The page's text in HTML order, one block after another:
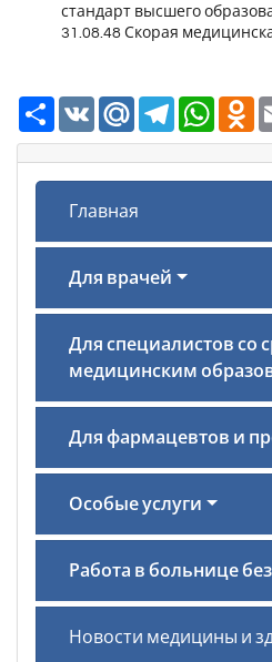
стандарт высшего
31.08.48 Скорая
РесурсVK Mail.Ru Telegram
Главная
Для врачей
Для специалистов со
медицинским
Для фармацевтов и
Особые услуги
Работа в больнице
Новости медицины и